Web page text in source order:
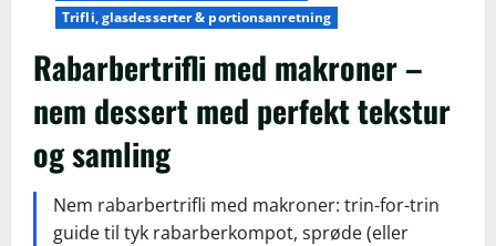
Trifli, glasdesserter & portionsanretning
Rabarbertrifli med makroner –
nem dessert med perfekt tekstur
og samling
Nem rabarbertrifli med makroner: trin-for-trin
guide til tyk rabarberkompot, sprøde (eller